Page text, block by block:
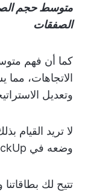
متوسط حجم
الصفقات
كما أن فهم
الاتجاهات،
وتعديل
لا تريد القيام
وضعه في ClickUp.
تتيح لك